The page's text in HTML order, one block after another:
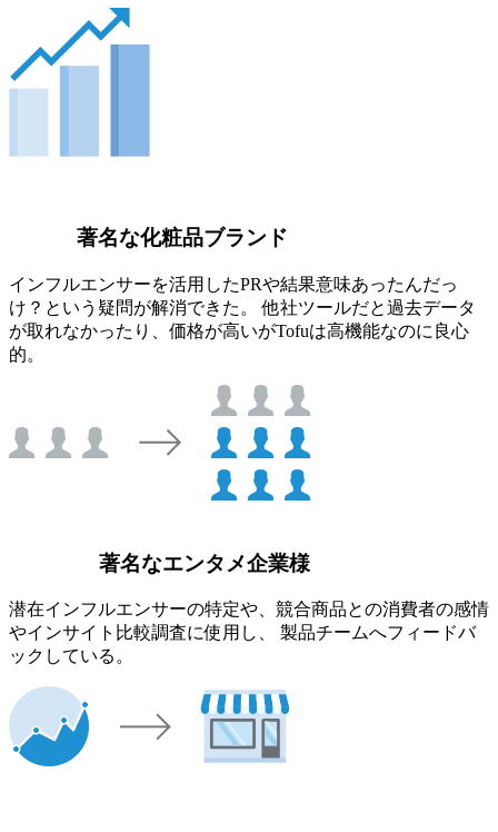
著名な化粧品ブランド
インフルエンサーを活用したPRや結果意味あったんだっ
け？という疑問が解消できた。 他社ツールだと過去データ
が取れなかったり、価格が高いがTofuは高機能なのに良心
的。
著名なエンタメ企業様
潜在インフルエンサーの特定や、競合商品との消費者の感情
やインサイト比較調査に使用し、 製品チームへフィードバ
ックしている。